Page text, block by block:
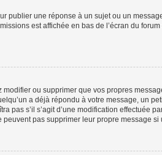
publier une réponse à un sujet ou un
est affichée en bas de l’écran du
ou supprimer que vos propres
a déjà répondu à votre message, un
pas s’il s’agit d’une modification effectuée
pas supprimer leur propre message